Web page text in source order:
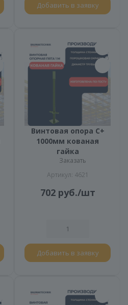
Добавить в заявку
Винтовая опора С+
1000мм кованая
гайка
Заказать
Артикул: 4621
702руб./шт
Добавить в заявку